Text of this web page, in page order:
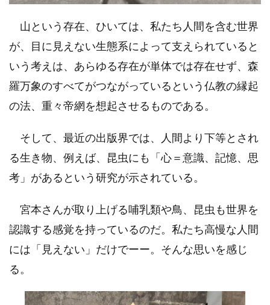
山という存在、ひいては、私たち人間を含む世界
が、目に見えない生態系によって支えられていると
いう考えは、あらゆる存在が単体では存在せず、森
羅万象のすべてがつながっているという仏教の縁起
の法、重々帝網を想起させるものである。
そして、最近の出版界では、人間より下等とされ
る生き物、例えば、昆虫にも「心＝意識、記憶、思
考」があるという研究が示されている。
宮本さんが取り上げる哺乳類や鳥、昆虫も世界を
認識する感覚を持っているのだ。私たち高慢な人間
には「見えない」だけでーー。そんな思いを感じ
る。